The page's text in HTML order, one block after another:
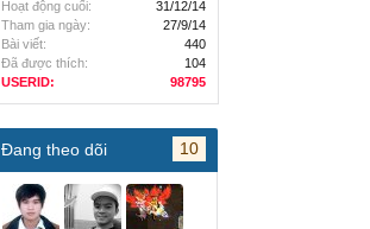
Hoạt động cuối:
31/12/14
Tham gia ngày:
27/9/14
Bài viết:
440
Đã được thích:
104
USERID:
98795
Đang theo dõi 10